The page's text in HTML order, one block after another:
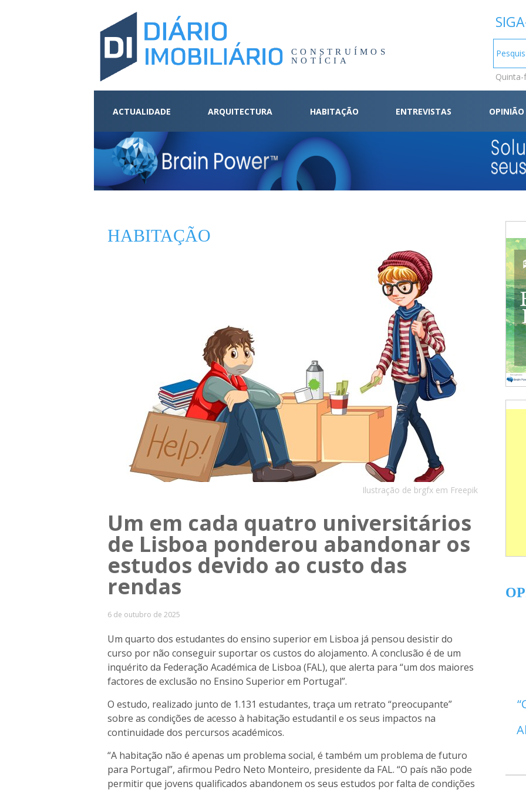
CONSTRUÍMOS
NOTÍCIA
ACTUALIDADE ARQUITECTURA HABITAÇÃO ENTREVISTAS OPINIÃO
HABITAÇÃO
Ilustração de brgfx em Freepik
Um em cada quatro universitários
de Lisboa ponderou abandonar os
estudos devido ao custo das
rendas
6 de outubro de 2025
Um quarto dos estudantes do ensino superior em Lisboa já pensou desistir do
curso por não conseguir suportar os custos do alojamento. A conclusão é de um
inquérito da Federação Académica de Lisboa (FAL), que alerta para “um dos maiores
factores de exclusão no Ensino Superior em Portugal”.
O estudo, realizado junto de 1.131 estudantes, traça um retrato “preocupante”
sobre as condições de acesso à habitação estudantil e os seus impactos na
continuidade dos percursos académicos.
“A habitação não é apenas um problema social, é também um problema de futuro
para Portugal”, afirmou Pedro Neto Monteiro, presidente da FAL. “O país não pode
permitir que jovens qualificados abandonem os seus estudos por falta de condições